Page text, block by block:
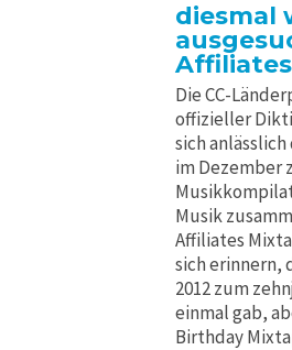
diesmal
Affiliates
Die CC-
offizieller
sich anlässlich
im Dezember
Musik
Affiliates
sich erinnern,
2012 zum
einmal gab,
Birthday